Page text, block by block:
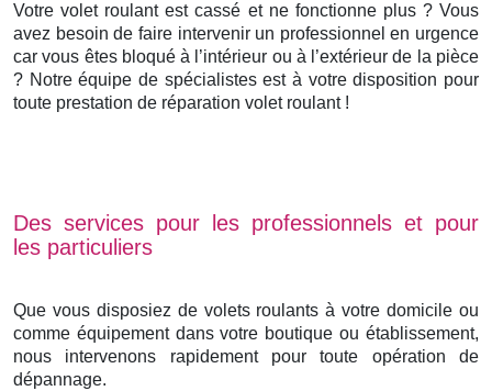
Votre volet roulant est cassé et ne fonctionne plus ? Vous
avez besoin de faire intervenir un professionnel en urgence
car vous êtes bloqué à l’intérieur ou à l’extérieur de la pièce
? Notre équipe de spécialistes est à votre disposition pour
toute prestation de réparation volet roulant !
Des services pour les professionnels et pour
les particuliers
Que vous disposiez de volets roulants à votre domicile ou
comme équipement dans votre boutique ou établissement,
nous intervenons rapidement pour toute opération de
dépannage.